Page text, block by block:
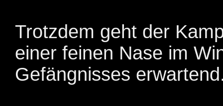
Trotzdem geht der
einer feinen Nase im
Gefängnisses